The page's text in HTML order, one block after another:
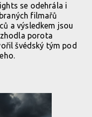
se odehrála i
filmařů
a výsledkem jsou
porota
švédský tým pod